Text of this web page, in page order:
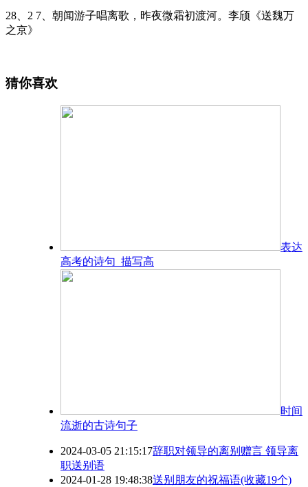
28、2 7、朝闻游子唱离歌，昨夜微霜初渡河。李颀《送魏万
之京》
猜你喜欢
表达
高考的诗句_描写高
时间
流逝的古诗句子
2024-03-05 21:15:17辞职对领导的离别赠言 领导离
职送别语
2024-01-28 19:48:38送别朋友的祝福语(收藏19个)